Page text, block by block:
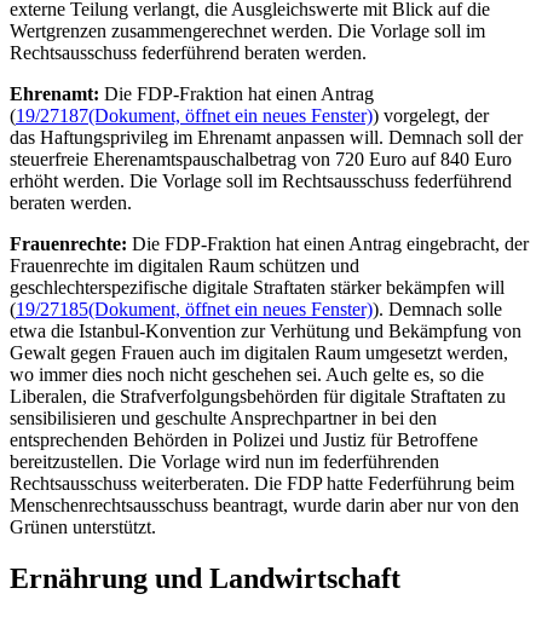
externe Teilung verlangt, die Ausgleichswerte mit Blick auf die
Wertgrenzen zusammengerechnet werden. Die Vorlage soll im
Rechtsausschuss federführend beraten werden.
Ehrenamt: Die FDP-Fraktion hat einen Antrag
(19/27187(Dokument, öffnet ein neues Fenster)) vorgelegt, der
das Haftungsprivileg im Ehrenamt anpassen will. Demnach soll der
steuerfreie Eherenamtspauschalbetrag von 720 Euro auf 840 Euro
erhöht werden. Die Vorlage soll im Rechtsausschuss federführend
beraten werden.
Frauenrechte: Die FDP-Fraktion hat einen Antrag eingebracht, der
Frauenrechte im digitalen Raum schützen und
geschlechterspezifische digitale Straftaten stärker bekämpfen will
(19/27185(Dokument, öffnet ein neues Fenster)). Demnach solle
etwa die Istanbul-Konvention zur Verhütung und Bekämpfung von
Gewalt gegen Frauen auch im digitalen Raum umgesetzt werden,
wo immer dies noch nicht geschehen sei. Auch gelte es, so die
Liberalen, die Strafverfolgungsbehörden für digitale Straftaten zu
sensibilisieren und geschulte Ansprechpartner in bei den
entsprechenden Behörden in Polizei und Justiz für Betroffene
bereitzustellen. Die Vorlage wird nun im federführenden
Rechtsausschuss weiterberaten. Die FDP hatte Federführung beim
Menschenrechtsausschuss beantragt, wurde darin aber nur von den
Grünen unterstützt.
Ernährung und Landwirtschaft